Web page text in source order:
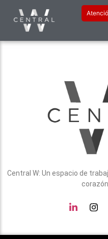
Etiqueta:
Central W: Un espacio de